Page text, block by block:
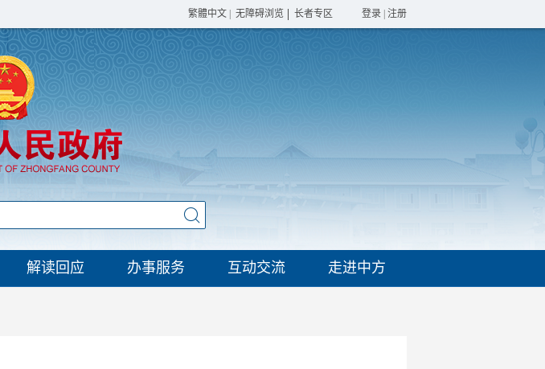
登录 注册
繁體中文 无障碍浏览 长者专区
解读回应 办事服务 互动交流 走进中方